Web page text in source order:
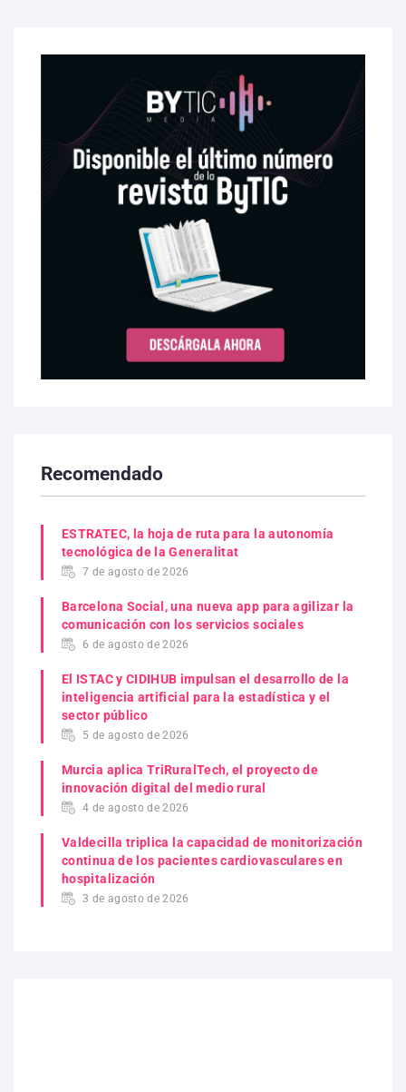
Recomendado
ESTRATEC, la hoja de ruta para la autonomía
tecnológica de la Generalitat
7 de agosto de 2026
Barcelona Social, una nueva app para agilizar la
comunicación con los servicios sociales
6 de agosto de 2026
El ISTAC y CIDIHUB impulsan el desarrollo de la
inteligencia artificial para la estadística y el
sector público
5 de agosto de 2026
Murcia aplica TriRuralTech, el proyecto de
innovación digital del medio rural
4 de agosto de 2026
Valdecilla triplica la capacidad de monitorización
continua de los pacientes cardiovasculares en
hospitalización
3 de agosto de 2026